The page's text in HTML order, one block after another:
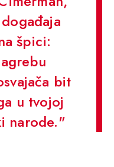
špici:
bit
u tvojoj
narode."